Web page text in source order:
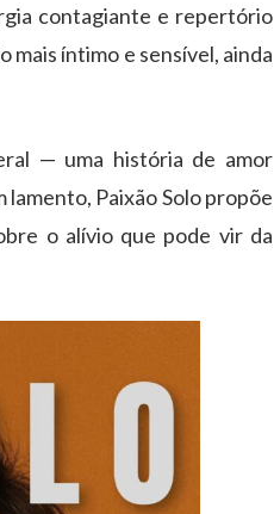
contagiante e repertório
mais íntimo e sensível, ainda
— uma história de amor
lamento, Paixão Solo propõe
o alívio que pode vir da